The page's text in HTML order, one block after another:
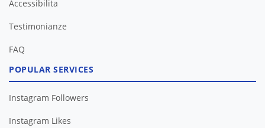
Accessibilita
Testimonianze
FAQ
POPULAR SERVICES
Instagram Followers
Instagram Likes